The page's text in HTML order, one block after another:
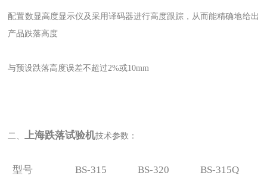
配置数显高度显示仪及采用译码器进行高度跟踪，从而能精确地给出
产品跌落高度
与预设跌落高度误差不超过2%或10mm
二、上海跌落试验机技术参数：
型号 BS-315 BS-320
BS-315Q